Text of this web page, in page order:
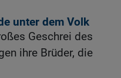
unter dem Volk
Geschrei des
ihre Brüder, die